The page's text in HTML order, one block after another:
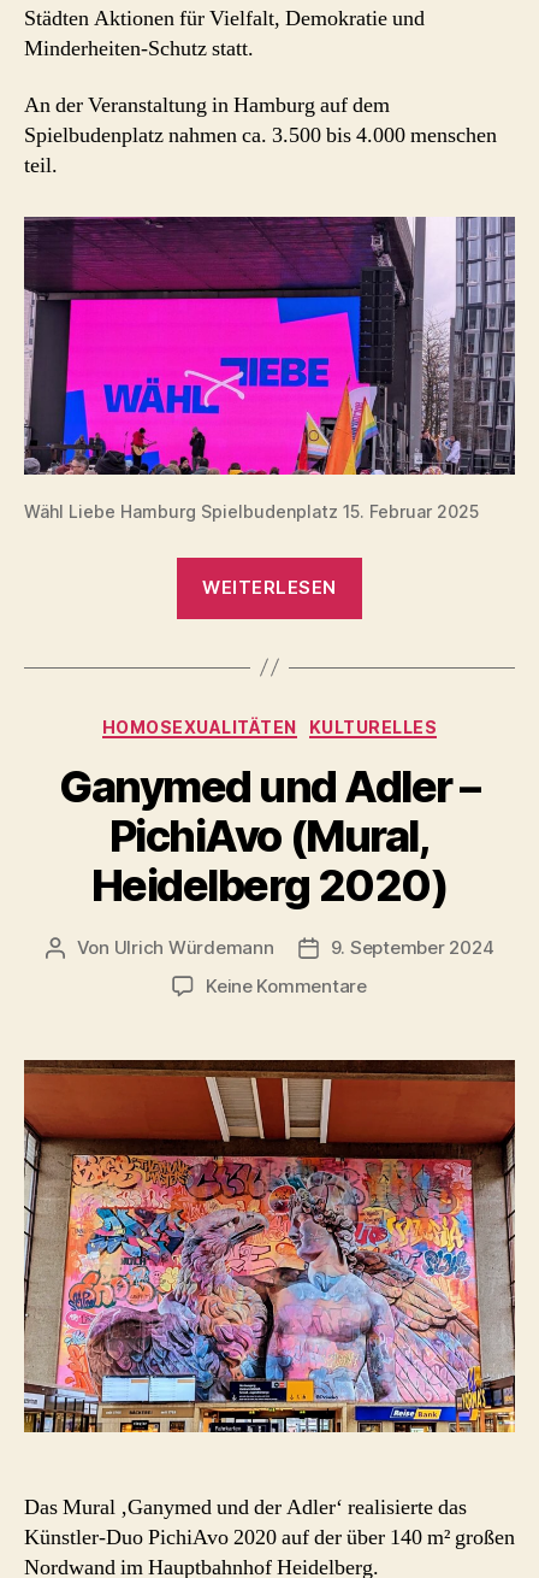
Städten Aktionen für Vielfalt, Demokratie und
Minderheiten-Schutz statt.
An der Veranstaltung in Hamburg auf dem
Spielbudenplatz nahmen ca. 3.500 bis 4.000 menschen
teil.
Wähl Liebe Hamburg Spielbudenplatz 15. Februar 2025
WEITERLESEN
Spielbudenplatz
Februar
2025“
Kategorien
HOMOSEXUALITÄTEN KULTURELLES
Ganymed und Adler –
PichiAvo (Mural,
Heidelberg 2020)
Beitragsautor
Von Ulrich Würdemann Beitragsdatum
9. September 2024
Keine Kommentarezu
Adler
(Mural,
Heidelberg
2020)
Das Mural ‚Ganymed und der Adler‘ realisierte das
Künstler-Duo PichiAvo 2020 auf der über 140 m² großen
Nordwand im Hauptbahnhof Heidelberg.